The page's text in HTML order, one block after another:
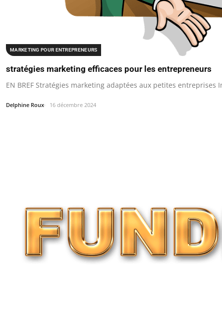
MARKETING POUR ENTREPRENEURS
stratégies marketing efficaces pour les entrepreneurs
EN BREF Stratégies marketing adaptées aux petites
Delphine Roux 16 décembre 2024